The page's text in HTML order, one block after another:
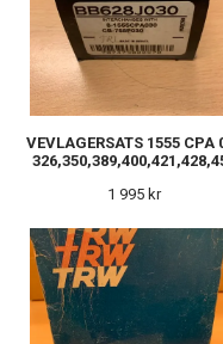
VEVLAGERSATS 1555 CPA
1 995 kr